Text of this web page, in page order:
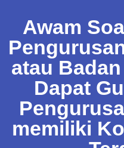
Awam
atau
Dapat
memiliki